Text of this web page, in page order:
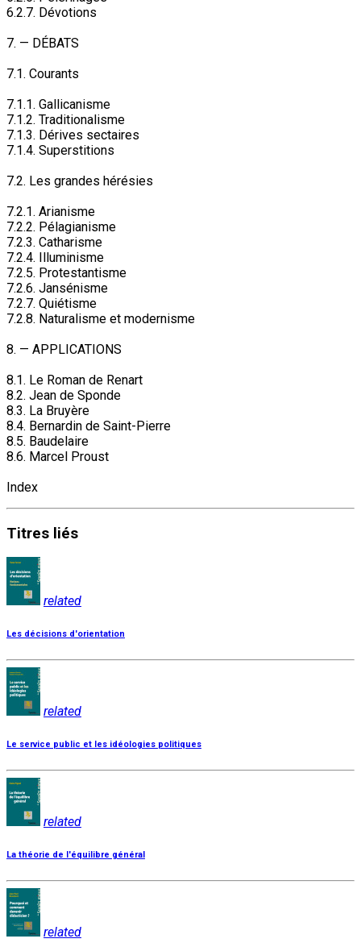
6.2.7. Dévotions
7. — DÉBATS
7.1. Courants
7.1.1. Gallicanisme
7.1.2. Traditionalisme
7.1.3. Dérives sectaires
7.1.4. Superstitions
7.2. Les grandes hérésies
7.2.1. Arianisme
7.2.2. Pélagianisme
7.2.3. Catharisme
7.2.4. Illuminisme
7.2.5. Protestantisme
7.2.6. Jansénisme
7.2.7. Quiétisme
7.2.8. Naturalisme et modernisme
8. — APPLICATIONS
8.1. Le Roman de Renart
8.2. Jean de Sponde
8.3. La Bruyère
8.4. Bernardin de Saint-Pierre
8.5. Baudelaire
8.6. Marcel Proust
Index
Titres liés
related
Les décisions d'orientation
related
Le service public et les idéologies politiques
related
La théorie de l'équilibre général
related